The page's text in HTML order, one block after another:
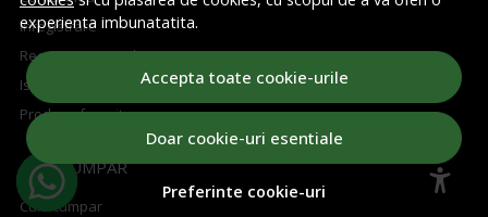
experienta imbunatatita.
Accepta toate cookie-urile
Doar cookie-uri esentiale
Preferinte cookie-uri
Inregistrare
Recuperare parola
Istoric comenzi
Produse favorite
CUM CUMPAR
Cum cumpar